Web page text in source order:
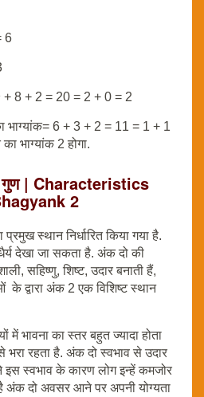
6
8 + 2 = 20 = 2 + 0 = 2
भाग्यांक= 6 + 3 + 2 = 11 = 1 + 1
भाग्यांक 2 होगा.
गुण | Characteristics
2
स्थान निर्धारित किया गया है.
देखा जा सकता है. अंक दो की
सहिष्णु, शिष्ट, उदार बनाती हैं,
के द्वारा अंक 2 एक विशिष्ट स्थान
में भावना का स्तर बहुत ज्यादा होता
रहता है. अंक दो स्वभाव से उदार
स्वभाव के कारण लोग इन्हें कमजोर
अंक दो अवसर आने पर अपनी योग्यता